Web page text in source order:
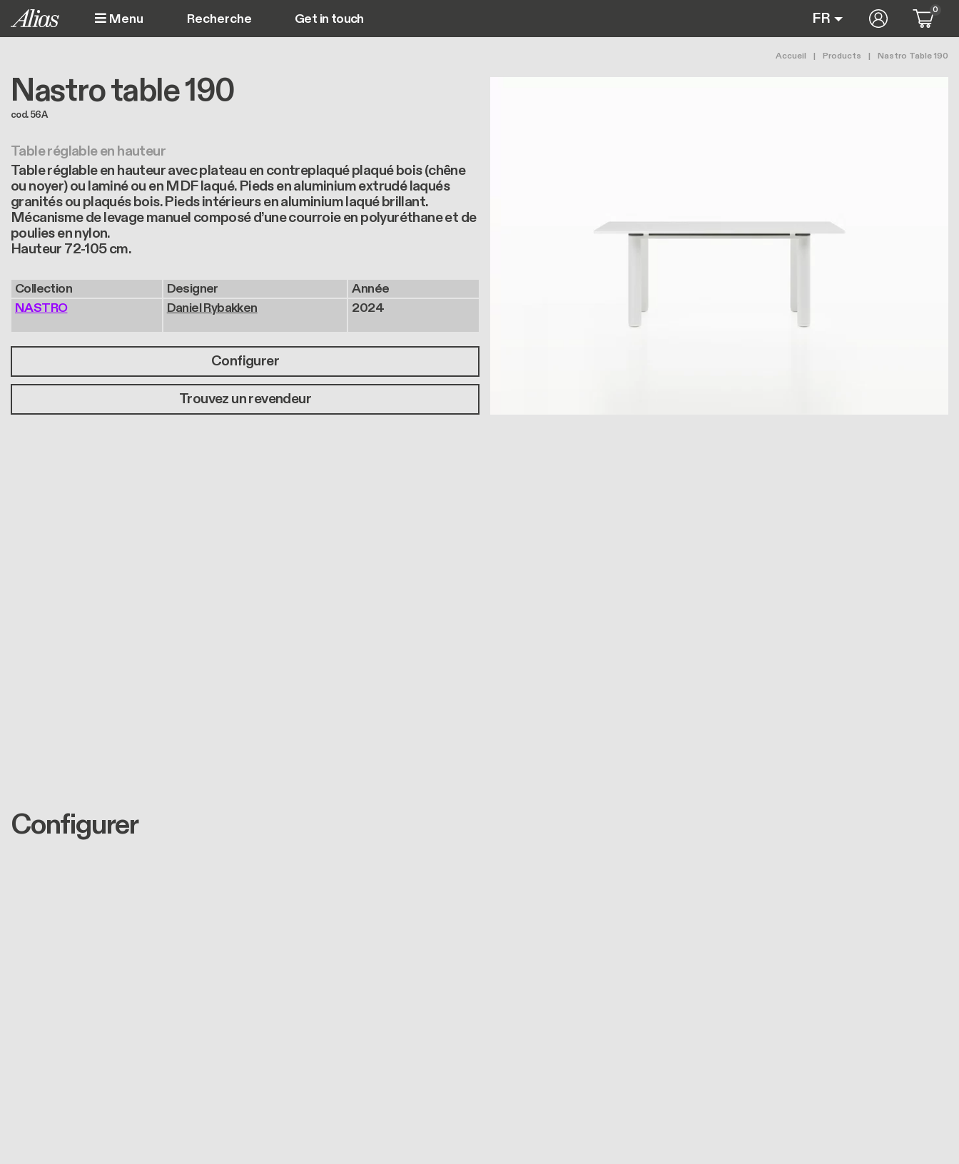
Aller au contenu principal
Menu Main navigation
Get in touch FR User 0
Fil d'Ariane
Accueil Products Nastro Table 190
Nastro table 190
cod. 56A
Table réglable en hauteur
Table réglable en hauteur avec plateau en contreplaqué plaqué bois (chêne
ou noyer) ou laminé ou en MDF laqué. Pieds en aluminium extrudé laqués
granités ou plaqués bois. Pieds intérieurs en aluminium laqué brillant.
Mécanisme de levage manuel composé d’une courroie en polyuréthane et de
poulies en nylon.
Hauteur 72-105 cm.
Collection
NASTRO
Designer
Daniel Rybakken
Année
2024
Configurer
Trouvez un revendeur
Configurer